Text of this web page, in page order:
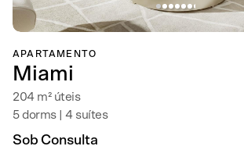
APARTAMENTO
Miami
204 m² úteis
5 dorms | 4 suítes
Sob Consulta